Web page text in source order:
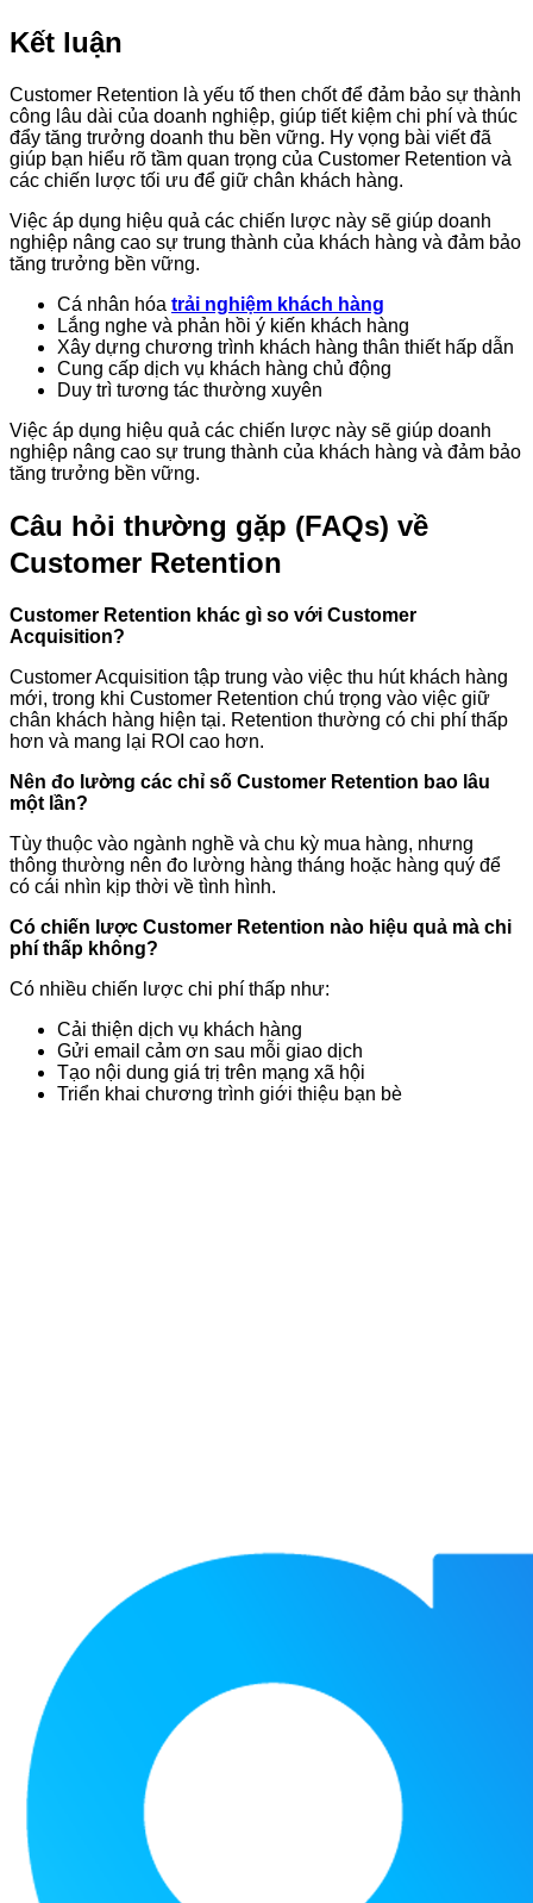
Kết luận
Customer Retention là yếu tố then chốt để đảm bảo sự thành
công lâu dài của doanh nghiệp, giúp tiết kiệm chi phí và thúc
đẩy tăng trưởng doanh thu bền vững. Hy vọng bài viết đã
giúp bạn hiểu rõ tầm quan trọng của Customer Retention và
các chiến lược tối ưu để giữ chân khách hàng.
Việc áp dụng hiệu quả các chiến lược này sẽ giúp doanh
nghiệp nâng cao sự trung thành của khách hàng và đảm bảo
tăng trưởng bền vững.
Cá nhân hóa trải nghiệm khách hàng
Lắng nghe và phản hồi ý kiến khách hàng
Xây dựng chương trình khách hàng thân thiết hấp dẫn
Cung cấp dịch vụ khách hàng chủ động
Duy trì tương tác thường xuyên
Việc áp dụng hiệu quả các chiến lược này sẽ giúp doanh
nghiệp nâng cao sự trung thành của khách hàng và đảm bảo
tăng trưởng bền vững.
Câu hỏi thường gặp (FAQs) về
Customer Retention
Customer Retention khác gì so với Customer
Acquisition?
Customer Acquisition tập trung vào việc thu hút khách hàng
mới, trong khi Customer Retention chú trọng vào việc giữ
chân khách hàng hiện tại. Retention thường có chi phí thấp
hơn và mang lại ROI cao hơn.
Nên đo lường các chỉ số Customer Retention bao lâu
một lần?
Tùy thuộc vào ngành nghề và chu kỳ mua hàng, nhưng
thông thường nên đo lường hàng tháng hoặc hàng quý để
có cái nhìn kịp thời về tình hình.
Có chiến lược Customer Retention nào hiệu quả mà chi
phí thấp không?
Có nhiều chiến lược chi phí thấp như:
Cải thiện dịch vụ khách hàng
Gửi email cảm ơn sau mỗi giao dịch
Tạo nội dung giá trị trên mạng xã hội
Triển khai chương trình giới thiệu bạn bè